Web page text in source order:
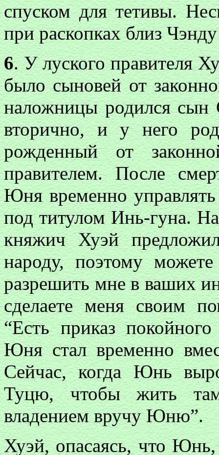
спуском для тетивы.
при раскопках близ
6. У луского правителя
было сыновей от
наложницы родился сын
вторично, и у него
рожденный от
правителем. После
Юня временно
под титулом Инь-гуна.
княжич Хуэй
народу, поэтому
разрешить мне в ваших
сделаете меня своим
“Есть приказ
Юня стал временно
Сейчас, когда Юнь
Туцю, чтобы жить
владением вручу Юню”.
Хуэй, опасаясь, что